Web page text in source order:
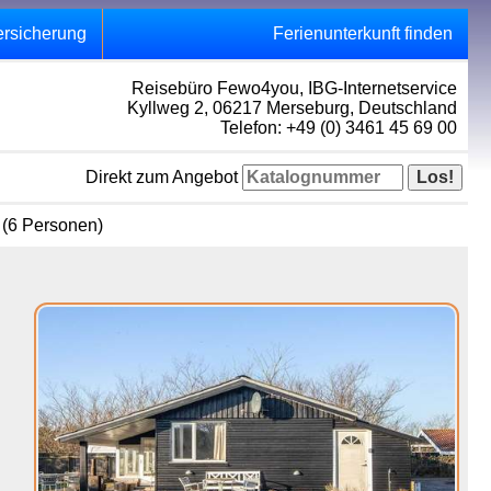
Ferienunterkunft finden
Reisebüro Fewo4you, IBG-Internetservice
Kyllweg 2, 06217 Merseburg, Deutschland
Telefon: +49 (0) 3461 45 69 00
Direkt zum Angebot
Personen)